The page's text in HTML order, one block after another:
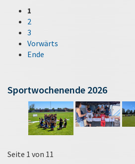
1
2
3
Vorwärts
Ende
Sportwochenende 2026
Seite 1 von 11